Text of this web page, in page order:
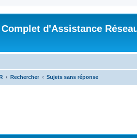
d'Assistance
Rechercher Sujets sans réponse